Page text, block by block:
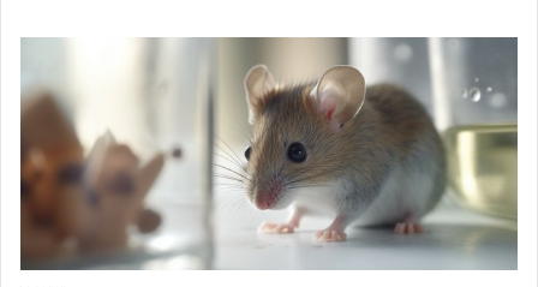
organizem. Nenazadnje sta tudi njihov dom in delo, ki si ga
razdelijo znotraj njega, zares osupljiv ekosistem.